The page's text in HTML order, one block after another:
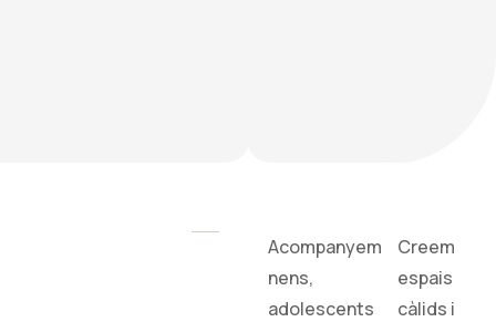
Acompanyem
nens,
adolescents
Creem
espais
càlids i